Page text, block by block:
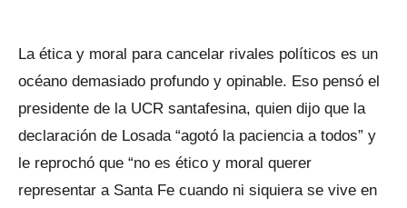
La ética y moral para cancelar rivales políticos es un
océano demasiado profundo y opinable. Eso pensó el
presidente de la UCR santafesina, quien dijo que la
declaración de Losada “agotó la paciencia a todos” y
le reprochó que “no es ético y moral querer
representar a Santa Fe cuando ni siquiera se vive en